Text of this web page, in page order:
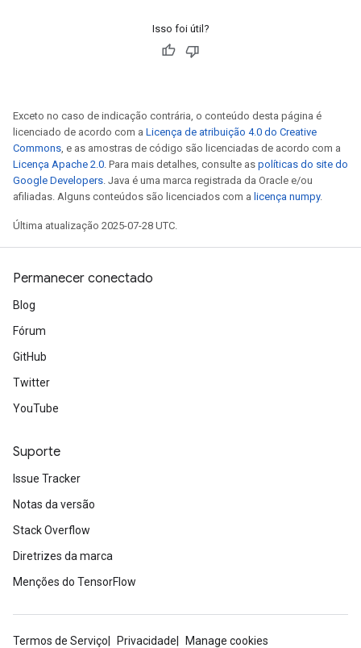
Isso foi útil?
Exceto no caso de indicação contrária, o conteúdo desta página é
licenciado de acordo com a Licença de atribuição 4.0 do Creative
Commons, e as amostras de código são licenciadas de acordo com a
Licença Apache 2.0. Para mais detalhes, consulte as políticas do site do
Google Developers. Java é uma marca registrada da Oracle e/ou
afiliadas. Alguns conteúdos são licenciados com a licença numpy.
Última atualização 2025-07-28 UTC.
Permanecer conectado
Blog
Fórum
GitHub
Twitter
YouTube
Suporte
Issue Tracker
Notas da versão
Stack Overflow
Diretrizes da marca
Menções do TensorFlow
Termos de Serviço Privacidade
Manage cookies